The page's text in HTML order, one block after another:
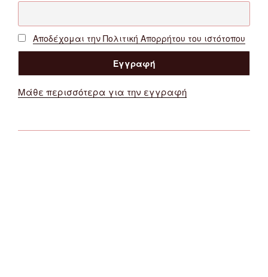
Αποδέχομαι την Πολιτική Απορρήτου του ιστότοπου
Μάθε περισσότερα για την εγγραφή